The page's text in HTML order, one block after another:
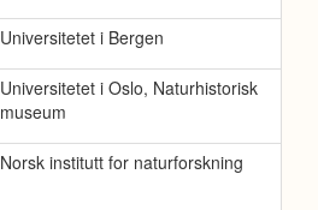
Universitetet i Bergen
Universitetet i Oslo, Naturhistorisk
museum
Norsk institutt for naturforskning